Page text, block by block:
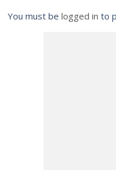
You must belogged in to